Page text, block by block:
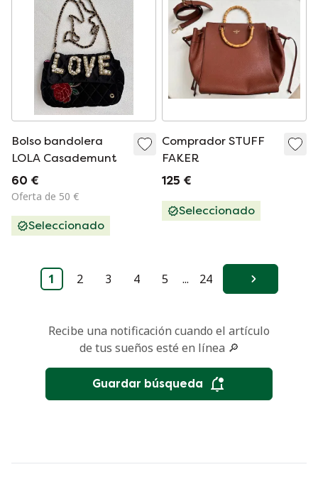
Bolso bandolera
LOLA Casademunt
60 €
Oferta de 50 €
Seleccionado
Comprador STUFF
FAKER
125 €
Seleccionado
1 2 3 4 5 ... 24 Siguiente
Recibe una notificación cuando el artículo
de tus sueños esté en línea 🔎
Guardar búsqueda